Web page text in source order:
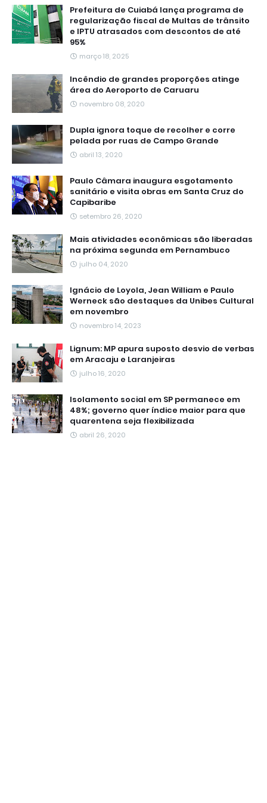
Prefeitura de Cuiabá lança programa de
regularização fiscal de Multas de trânsito
e IPTU atrasados com descontos de até
95%
março 18, 2025
Incêndio de grandes proporções atinge
área do Aeroporto de Caruaru
novembro 08, 2020
Dupla ignora toque de recolher e corre
pelada por ruas de Campo Grande
abril 13, 2020
Paulo Câmara inaugura esgotamento
sanitário e visita obras em Santa Cruz do
Capibaribe
setembro 26, 2020
Mais atividades econômicas são liberadas
na próxima segunda em Pernambuco
julho 04, 2020
Ignácio de Loyola, Jean William e Paulo
Werneck são destaques da Unibes Cultural
em novembro
novembro 14, 2023
Lignum: MP apura suposto desvio de verbas
em Aracaju e Laranjeiras
julho 16, 2020
Isolamento social em SP permanece em
48%; governo quer índice maior para que
quarentena seja flexibilizada
abril 26, 2020